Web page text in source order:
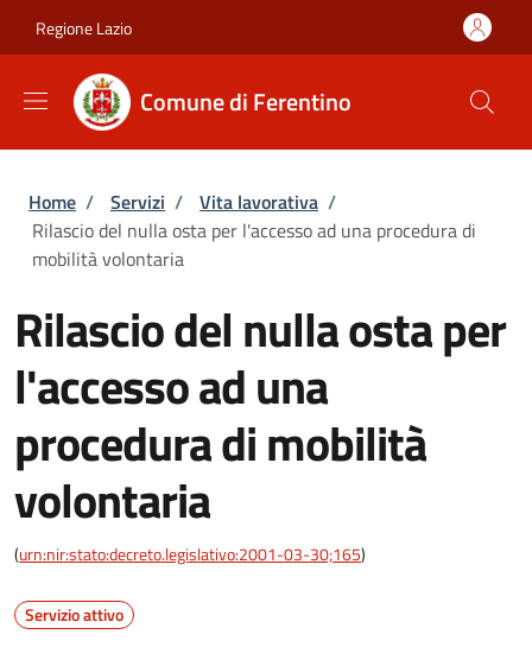
Regione Lazio
Comune di Ferentino
Briciole di pane
Home / Servizi / Vita lavorativa /
Rilascio del nulla osta per l'accesso ad una procedura di
mobilità volontaria
Rilascio del nulla osta per
l'accesso ad una
procedura di mobilità
volontaria
(urn:nir:stato:decreto.legislativo:2001-03-30;165)
Servizio attivo